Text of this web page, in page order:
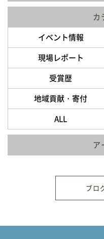
カ
イベント情報
現場レポート
受賞歴
地域貢献・寄付
ALL
ア
ブロ